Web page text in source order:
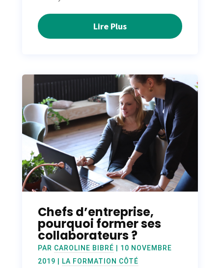
Lire Plus
Chefs d’entreprise,
pourquoi former ses
collaborateurs ?
PAR CAROLINE BIBRÉ
10 NOVEMBRE
2019
LA FORMATION CÔTÉ